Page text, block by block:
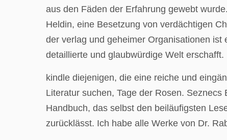
aus den Fäden der Erfahrung gewebt
Heldin, eine Besetzung von verdächtigen
der verlag und geheimer Organisationen
detaillierte und glaubwürdige Welt erschafft.
kindle diejenigen, die eine reiche und
Literatur suchen, Tage der Rosen.
Handbuch, das selbst den beiläufigsten
zurücklässt. Ich habe alle Werke von Dr.